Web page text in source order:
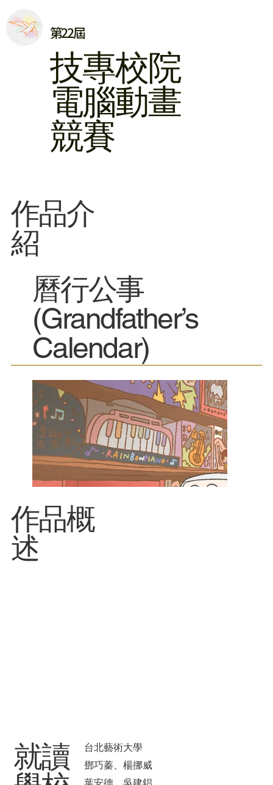
第22屆
​技專校院
電腦動畫
競賽
​作品介
紹
曆行公事
(Grandfather’s
Calendar)
​作品概
述
​就讀
台北藝術大學
鄧巧蓁、楊挪威
葉安德、吳建錩